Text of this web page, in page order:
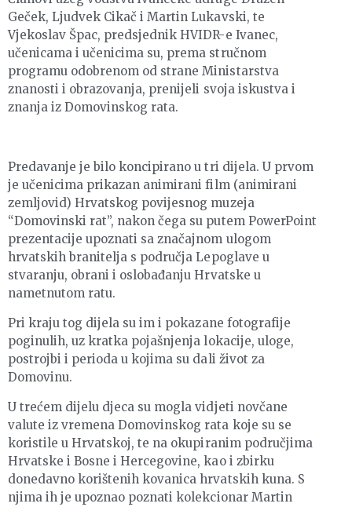
Geček, Ljudvek Cikač i Martin Lukavski, te
Vjekoslav Špac, predsjednik HVIDR-e Ivanec,
učenicama i učenicima su, prema stručnom
programu odobrenom od strane Ministarstva
znanosti i obrazovanja, prenijeli svoja iskustva i
znanja iz Domovinskog rata.
Predavanje je bilo koncipirano u tri dijela. U prvom
je učenicima prikazan animirani film (animirani
zemljovid) Hrvatskog povijesnog muzeja
“Domovinski rat”, nakon čega su putem PowerPoint
prezentacije upoznati sa značajnom ulogom
hrvatskih branitelja s područja Lepoglave u
stvaranju, obrani i oslobađanju Hrvatske u
nametnutom ratu.
Pri kraju tog dijela su im i pokazane fotografije
poginulih, uz kratka pojašnjenja lokacije, uloge,
postrojbi i perioda u kojima su dali život za
Domovinu.
U trećem dijelu djeca su mogla vidjeti novčane
valute iz vremena Domovinskog rata koje su se
koristile u Hrvatskoj, te na okupiranim područjima
Hrvatske i Bosne i Hercegovine, kao i zbirku
donedavno korištenih kovanica hrvatskih kuna. S
njima ih je upoznao poznati kolekcionar Martin